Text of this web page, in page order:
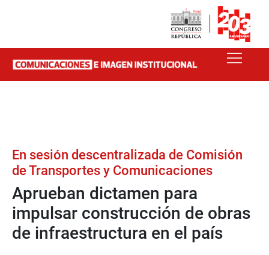
En sesión descentralizada de Comisión
de Transportes y Comunicaciones
Aprueban dictamen para
impulsar construcción de obras
de infraestructura en el país